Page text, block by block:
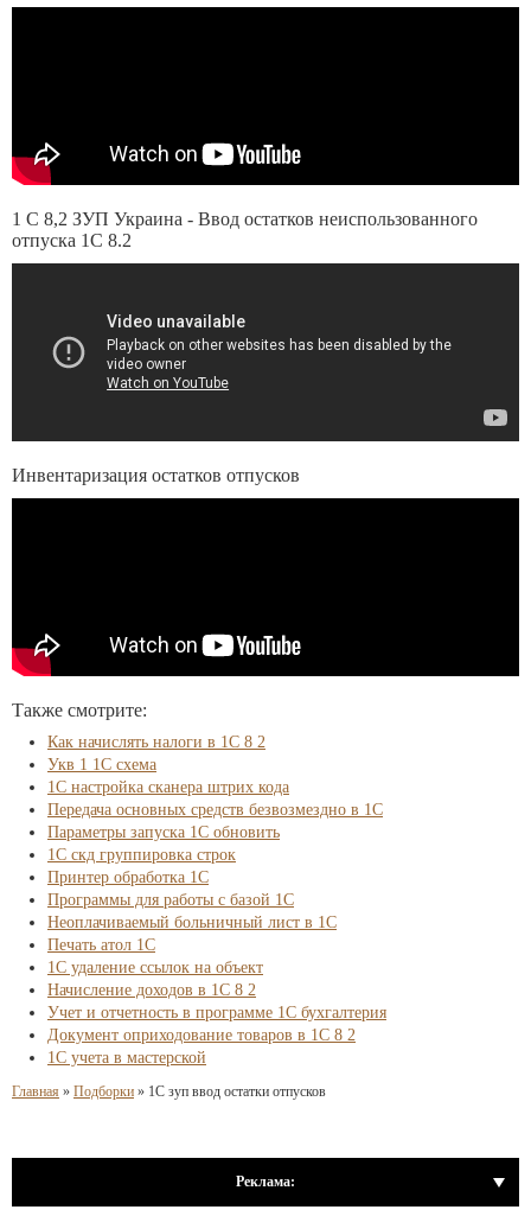
1 С 8,2 ЗУП Украина - Ввод остатков неиспользованного
отпуска 1С 8.2
Инвентаризация остатков отпусков
Также смотрите:
Как начислять налоги в 1С 8 2
Укв 1 1С схема
1С настройка сканера штрих кода
Передача основных средств безвозмездно в 1С
Параметры запуска 1С обновить
1С скд группировка строк
Принтер обработка 1С
Программы для работы с базой 1С
Неоплачиваемый больничный лист в 1С
Печать атол 1С
1С удаление ссылок на объект
Начисление доходов в 1С 8 2
Учет и отчетность в программе 1С бухгалтерия
Документ оприходование товаров в 1С 8 2
1С учета в мастерской
Главная » Подборки » 1С зуп ввод остатки отпусков
Реклама: